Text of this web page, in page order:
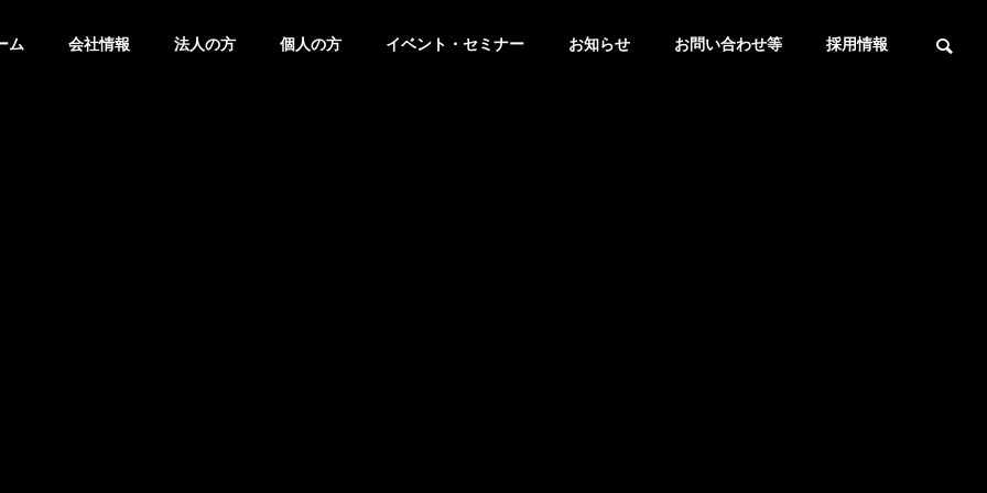
ム 会社情報 法人の方 個人の方 イベント・セミナー お知らせ お問い合わせ等 採用情報